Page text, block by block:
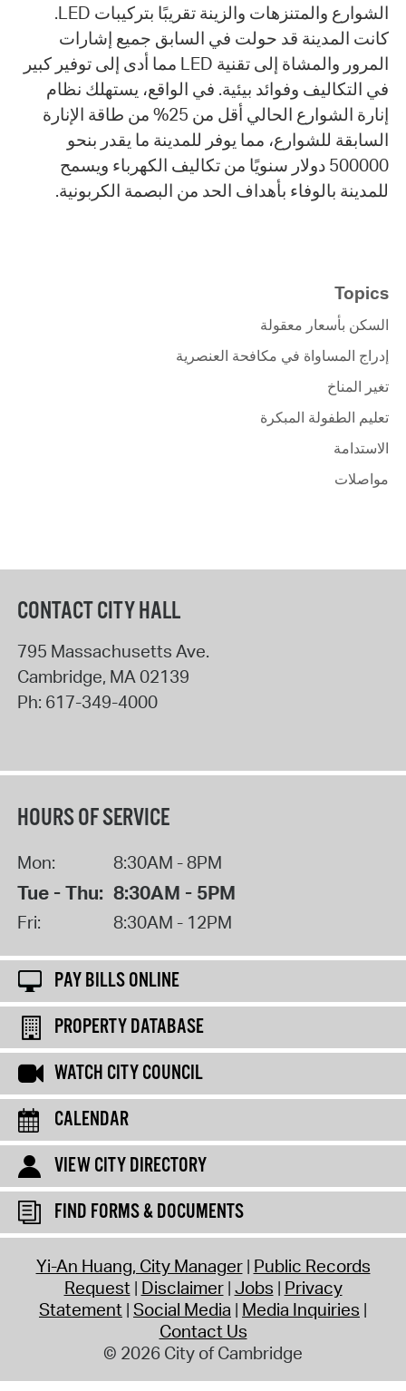
الشوارع والمتنزهات والزينة تقريبًا بتركيبات LED.
كانت المدينة قد حولت في السابق جميع إشارات
المرور والمشاة إلى تقنية LED مما أدى إلى توفير كبير
في التكاليف وفوائد بيئية. في الواقع، يستهلك نظام
إنارة الشوارع الحالي أقل من 25% من طاقة الإنارة
السابقة للشوارع، مما يوفر للمدينة ما يقدر بنحو
500000 دولار سنويًا من تكاليف الكهرباء ويسمح
للمدينة بالوفاء بأهداف الحد من البصمة الكربونية.
Topics
السكن بأسعار معقولة
إدراج المساواة في مكافحة العنصرية
تغير المناخ
تعليم الطفولة المبكرة
الاستدامة
مواصلات
CONTACT CITY HALL
795 Massachusetts Ave.
Cambridge, MA02139
Ph: 617-349-4000
HOURS OF SERVICE
Mon: 8:30AM - 8PM
Tue - Thu: 8:30AM - 5PM
Fri: 8:30AM - 12PM
PAY BILLS ONLINE
PROPERTY DATABASE
WATCH CITY COUNCIL
CALENDAR
VIEW CITY DIRECTORY
FIND FORMS & DOCUMENTS
Yi-An Huang, City Manager Public Records
Request Disclaimer Jobs Privacy
Statement Social Media Media Inquiries
Contact Us
© 2026 City of Cambridge